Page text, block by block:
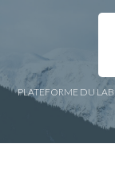
PLATEFORME DU